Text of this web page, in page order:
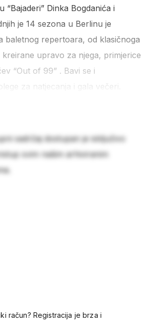
Dinka Bogdanića i
je 14 sezona u Berlinu je
baletnog repertoara, od klasičnoga
upravo za njega, primjerice
“Out of 99” . Bavi se i
za natjecanja i gala večeri.
sadržaj dostupan je isključivo
svim našim arhiviranim
račun? Registracija je brza i